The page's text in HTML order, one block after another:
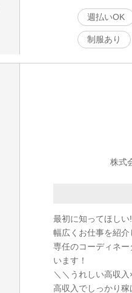
週払いOK
制服あり
株式
最初に知ってほし
幅広くお仕事を紹
専任のコーディネ
います！
＼＼うれしい高収
高収入でしっかり